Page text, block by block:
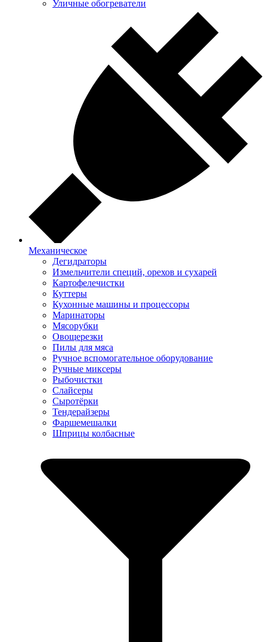
Уличные обогреватели
Механическое
Дегидраторы
Измельчители специй, орехов и сухарей
Картофелечистки
Куттеры
Кухонные машины и процессоры
Маринаторы
Мясорубки
Овощерезки
Пилы для мяса
Ручное вспомогательное оборудование
Ручные миксеры
Рыбочистки
Слайсеры
Сыротёрки
Тендерайзеры
Фаршемешалки
Шприцы колбасные